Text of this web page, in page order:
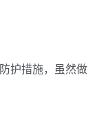
护措施，虽然做